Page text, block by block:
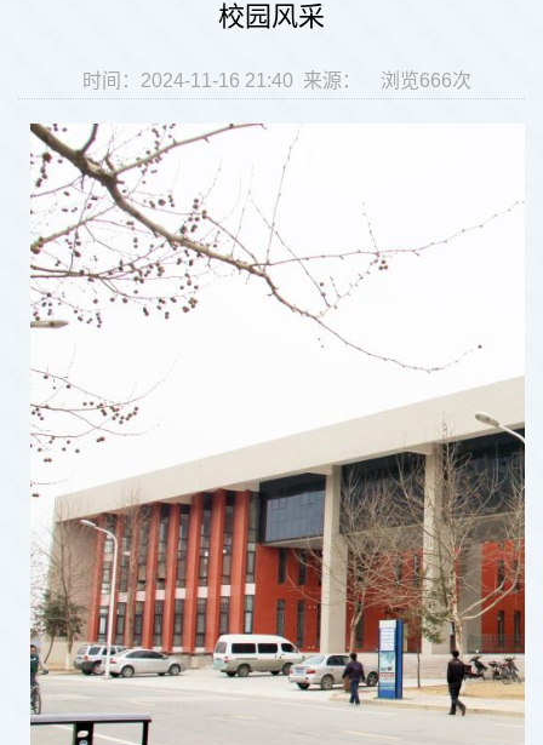
校园风采
时间：2024-11-16 21:40 来源： 浏览666次